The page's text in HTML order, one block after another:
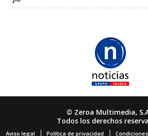
© Zeroa Multimedia,
Todos los derechos
Aviso legal Política de privacidad